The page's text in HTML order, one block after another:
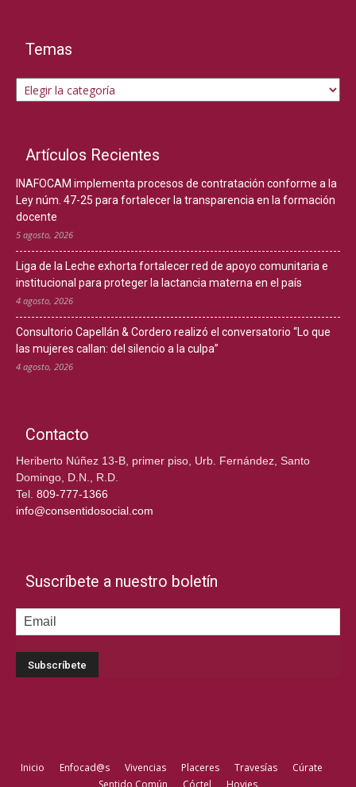
Temas
Temas
Artículos Recientes
INAFOCAM implementa procesos de contratación conforme a la
Ley núm. 47-25 para fortalecer la transparencia en la formación
docente
5 agosto, 2026
Liga de la Leche exhorta fortalecer red de apoyo comunitaria e
institucional para proteger la lactancia materna en el país
4 agosto, 2026
Consultorio Capellán & Cordero realizó el conversatorio “Lo que
las mujeres callan: del silencio a la culpa”
4 agosto, 2026
Contacto
Heriberto Núñez 13-B, primer piso, Urb. Fernández, Santo
Domingo, D.N., R.D.
Tel. 809-777-1366
info@consentidosocial.com
Suscríbete a nuestro boletín
Inicio Enfocad@s Vivencias Placeres Travesías
Cúrate